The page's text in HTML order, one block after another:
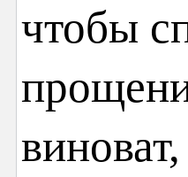
чтобы